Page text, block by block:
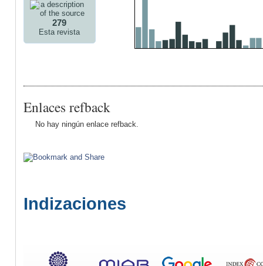
279
Esta revista
Enlaces refback
No hay ningún enlace refback.
Indizaciones